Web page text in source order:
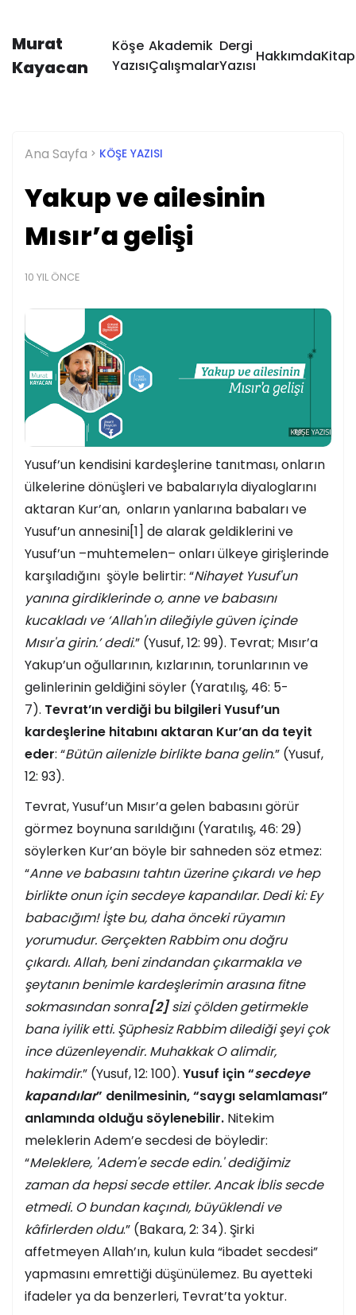
Murat
Kayacan
Köşe
Yazısı
Akademik
Çalışmalar
Dergi
Yazısı
HakkımdaKitap
Ana Sayfa KÖŞE YAZISI
Yakup ve ailesinin
Mısır’a gelişi
10 YIL ÖNCE
Yusuf’un kendisini kardeşlerine tanıtması, onların
ülkelerine dönüşleri ve babalarıyla diyaloglarını
aktaran Kur’an, onların yanlarına babaları ve
Yusuf’un annesini[1] de alarak geldiklerini ve
Yusuf’un –muhtemelen– onları ülkeye girişlerinde
karşıladığını şöyle belirtir: “Nihayet Yusuf'un
yanına girdiklerinde o, anne ve babasını
kucakladı ve ‘Allah'ın dileğiyle güven içinde
Mısır'a girin.’ dedi.” (Yusuf, 12: 99). Tevrat; Mısır’a
Yakup’un oğullarının, kızlarının, torunlarının ve
gelinlerinin geldiğini söyler (Yaratılış, 46: 5-
7). Tevrat’ın verdiği bu bilgileri Yusuf’un
kardeşlerine hitabını aktaran Kur’an da teyit
eder: “Bütün ailenizle birlikte bana gelin.” (Yusuf,
12: 93).
Tevrat, Yusuf’un Mısır’a gelen babasını görür
görmez boynuna sarıldığını (Yaratılış, 46: 29)
söylerken Kur’an böyle bir sahneden söz etmez:
“Anne ve babasını tahtın üzerine çıkardı ve hep
birlikte onun için secdeye kapandılar. Dedi ki: Ey
babacığım! İşte bu, daha önceki rüyamın
yorumudur. Gerçekten Rabbim onu doğru
çıkardı. Allah, beni zindandan çıkarmakla ve
şeytanın benimle kardeşlerimin arasına fitne
sokmasından sonra[2]sizi çölden getirmekle
bana iyilik etti. Şüphesiz Rabbim dilediği şeyi çok
ince düzenleyendir. Muhakkak O alimdir,
hakimdir.” (Yusuf, 12: 100). Yusuf için “secdeye
kapandılar” denilmesinin, “saygı selamlaması”
anlamında olduğu söylenebilir. Nitekim
meleklerin Adem’e secdesi de böyledir:
“Meleklere, 'Adem'e secde edin.' dediğimiz
zaman da hepsi secde ettiler. Ancak İblis secde
etmedi. O bundan kaçındı, büyüklendi ve
kâfirlerden oldu.” (Bakara, 2: 34). Şirki
affetmeyen Allah’ın, kulun kula “ibadet secdesi”
yapmasını emrettiği düşünülemez. Bu ayetteki
ifadeler ya da benzerleri, Tevrat’ta yoktur.